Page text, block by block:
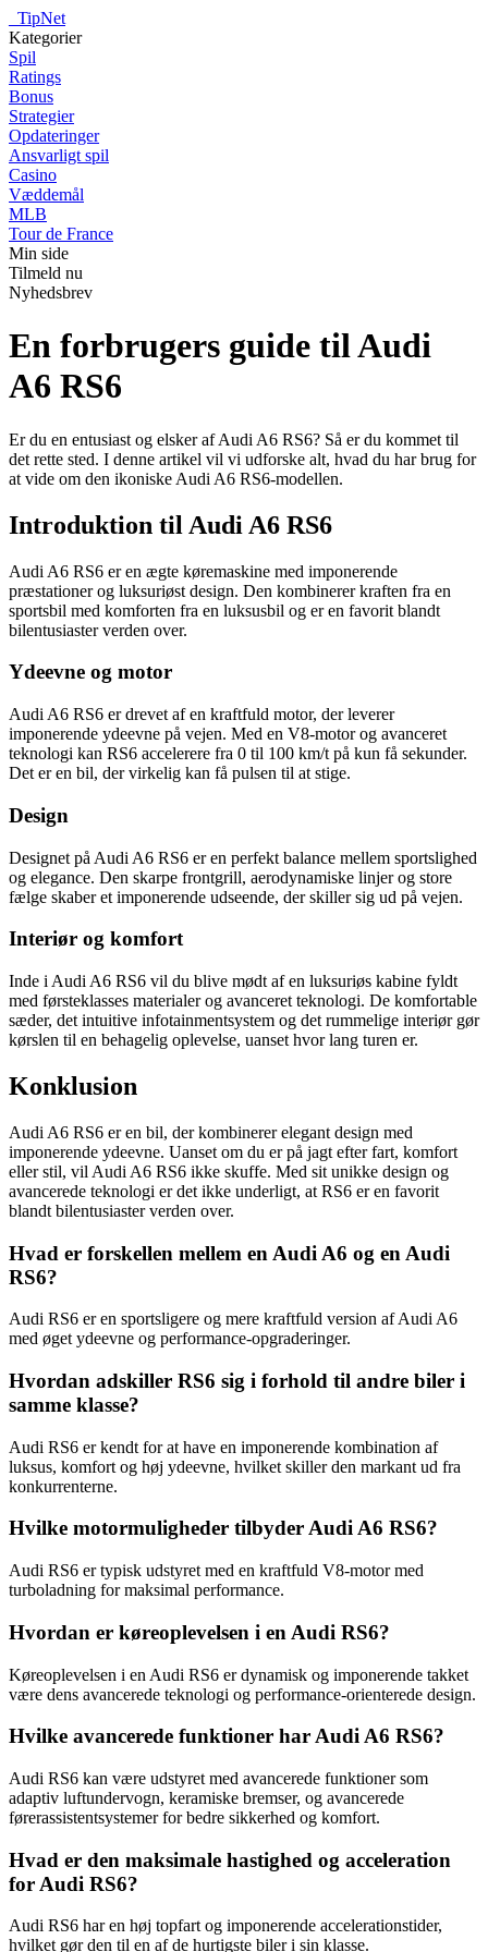
TipNet
Kategorier
Spil
Ratings
Bonus
Strategier
Opdateringer
Ansvarligt spil
Casino
Væddemål
MLB
Tour de France
Min side
Tilmeld nu
Nyhedsbrev
En forbrugers guide til Audi
A6 RS6
Er du en entusiast og elsker af Audi A6 RS6? Så er du kommet til
det rette sted. I denne artikel vil vi udforske alt, hvad du har brug for
at vide om den ikoniske Audi A6 RS6-modellen.
Introduktion til Audi A6 RS6
Audi A6 RS6 er en ægte køremaskine med imponerende
præstationer og luksuriøst design. Den kombinerer kraften fra en
sportsbil med komforten fra en luksusbil og er en favorit blandt
bilentusiaster verden over.
Ydeevne og motor
Audi A6 RS6 er drevet af en kraftfuld motor, der leverer
imponerende ydeevne på vejen. Med en V8-motor og avanceret
teknologi kan RS6 accelerere fra 0 til 100 km/t på kun få sekunder.
Det er en bil, der virkelig kan få pulsen til at stige.
Design
Designet på Audi A6 RS6 er en perfekt balance mellem sportslighed
og elegance. Den skarpe frontgrill, aerodynamiske linjer og store
fælge skaber et imponerende udseende, der skiller sig ud på vejen.
Interiør og komfort
Inde i Audi A6 RS6 vil du blive mødt af en luksuriøs kabine fyldt
med førsteklasses materialer og avanceret teknologi. De komfortable
sæder, det intuitive infotainmentsystem og det rummelige interiør gør
kørslen til en behagelig oplevelse, uanset hvor lang turen er.
Konklusion
Audi A6 RS6 er en bil, der kombinerer elegant design med
imponerende ydeevne. Uanset om du er på jagt efter fart, komfort
eller stil, vil Audi A6 RS6 ikke skuffe. Med sit unikke design og
avancerede teknologi er det ikke underligt, at RS6 er en favorit
blandt bilentusiaster verden over.
Hvad er forskellen mellem en Audi A6 og en Audi
RS6?
Audi RS6 er en sportsligere og mere kraftfuld version af Audi A6
med øget ydeevne og performance-opgraderinger.
Hvordan adskiller RS6 sig i forhold til andre biler i
samme klasse?
Audi RS6 er kendt for at have en imponerende kombination af
luksus, komfort og høj ydeevne, hvilket skiller den markant ud fra
konkurrenterne.
Hvilke motormuligheder tilbyder Audi A6 RS6?
Audi RS6 er typisk udstyret med en kraftfuld V8-motor med
turboladning for maksimal performance.
Hvordan er køreoplevelsen i en Audi RS6?
Køreoplevelsen i en Audi RS6 er dynamisk og imponerende takket
være dens avancerede teknologi og performance-orienterede design.
Hvilke avancerede funktioner har Audi A6 RS6?
Audi RS6 kan være udstyret med avancerede funktioner som
adaptiv luftundervogn, keramiske bremser, og avancerede
førerassistentsystemer for bedre sikkerhed og komfort.
Hvad er den maksimale hastighed og acceleration
for Audi RS6?
Audi RS6 har en høj topfart og imponerende accelerationstider,
hvilket gør den til en af de hurtigste biler i sin klasse.